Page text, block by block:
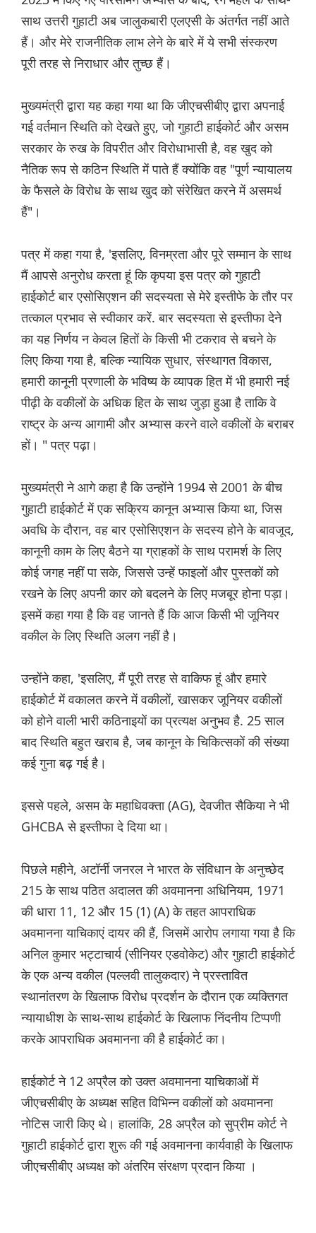
साथ उत्तरी गुहाटी अब जालुकबारी एलएसी के अंतर्गत नहीं आते
हैं। और मेरे राजनीतिक लाभ लेने के बारे में ये सभी संस्करण
पूरी तरह से निराधार और तुच्छ हैं।
मुख्यमंत्री द्वारा यह कहा गया था कि जीएचसीबीए द्वारा अपनाई
गई वर्तमान स्थिति को देखते हुए, जो गुहाटी हाईकोर्ट और असम
सरकार के रुख के विपरीत और विरोधाभासी है, वह खुद को
नैतिक रूप से कठिन स्थिति में पाते हैं क्योंकि वह "पूर्ण न्यायालय
के फैसले के विरोध के साथ खुद को संरेखित करने में असमर्थ
हैं"।
पत्र में कहा गया है, 'इसलिए, विनम्रता और पूरे सम्मान के साथ
मैं आपसे अनुरोध करता हूं कि कृपया इस पत्र को गुहाटी
हाईकोर्ट बार एसोसिएशन की सदस्यता से मेरे इस्तीफे के तौर पर
तत्काल प्रभाव से स्वीकार करें. बार सदस्यता से इस्तीफा देने
का यह निर्णय न केवल हितों के किसी भी टकराव से बचने के
लिए किया गया है, बल्कि न्यायिक सुधार, संस्थागत विकास,
हमारी कानूनी प्रणाली के भविष्य के व्यापक हित में भी हमारी नई
पीढ़ी के वकीलों के अधिक हित के साथ जुड़ा हुआ है ताकि वे
राष्ट्र के अन्य आगामी और अभ्यास करने वाले वकीलों के बराबर
हों। " पत्र पढ़ा।
मुख्यमंत्री ने आगे कहा है कि उन्होंने 1994 से 2001 के बीच
गुहाटी हाईकोर्ट में एक सक्रिय कानून अभ्यास किया था, जिस
अवधि के दौरान, वह बार एसोसिएशन के सदस्य होने के बावजूद,
कानूनी काम के लिए बैठने या ग्राहकों के साथ परामर्श के लिए
कोई जगह नहीं पा सके, जिससे उन्हें फाइलों और पुस्तकों को
रखने के लिए अपनी कार को बदलने के लिए मजबूर होना पड़ा।
इसमें कहा गया है कि वह जानते हैं कि आज किसी भी जूनियर
वकील के लिए स्थिति अलग नहीं है।
उन्होंने कहा, 'इसलिए, मैं पूरी तरह से वाकिफ हूं और हमारे
हाईकोर्ट में वकालत करने में वकीलों, खासकर जूनियर वकीलों
को होने वाली भारी कठिनाइयों का प्रत्यक्ष अनुभव है. 25 साल
बाद स्थिति बहुत खराब है, जब कानून के चिकित्सकों की संख्या
कई गुना बढ़ गई है।
इससे पहले, असम के महाधिवक्ता (AG), देवजीत सैकिया ने भी
GHCBA से इस्तीफा दे दिया था।
पिछले महीने, अटॉर्नी जनरल ने भारत के संविधान के अनुच्छेद
215 के साथ पठित अदालत की अवमानना अधिनियम, 1971
की धारा 11, 12 और 15 (1) (A) के तहत आपराधिक
अवमानना याचिकाएं दायर की हैं, जिसमें आरोप लगाया गया है कि
अनिल कुमार भट्टाचार्य (सीनियर एडवोकेट) और गुहाटी हाईकोर्ट
के एक अन्य वकील (पल्लवी तालुकदार) ने प्रस्तावित
स्थानांतरण के खिलाफ विरोध प्रदर्शन के दौरान एक व्यक्तिगत
न्यायाधीश के साथ-साथ हाईकोर्ट के खिलाफ निंदनीय टिप्पणी
करके आपराधिक अवमानना की है हाईकोर्ट का।
हाईकोर्ट ने 12 अप्रैल को उक्त अवमानना याचिकाओं में
जीएचसीबीए के अध्यक्ष सहित विभिन्न वकीलों को अवमानना
नोटिस जारी किए थे। हालांकि, 28 अप्रैल को सुप्रीम कोर्ट ने
गुहाटी हाईकोर्ट द्वारा शुरू की गई अवमानना कार्यवाही के खिलाफ
जीएचसीबीए अध्यक्ष को अंतरिम संरक्षण प्रदान किया ।